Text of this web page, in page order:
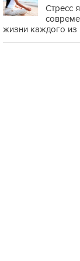
Стресс
жизни каждого из